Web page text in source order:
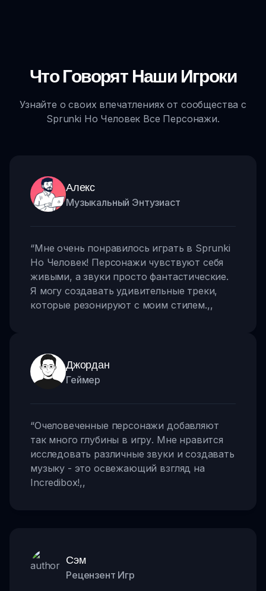
Что Говорят Наши Игроки
Узнайте о своих впечатлениях от сообщества с
Sprunki Но Человек Все Персонажи.
Алекс
Музыкальный Энтузиаст
“Мне очень понравилось играть в Sprunki
Но Человек! Персонажи чувствуют себя
живыми, а звуки просто фантастические.
Я могу создавать удивительные треки,
которые резонируют с моим стилем.,,
Джордан
Геймер
“Очеловеченные персонажи добавляют
так много глубины в игру. Мне нравится
исследовать различные звуки и создавать
музыку - это освежающий взгляд на
Incredibox!,,
Сэм
Рецензент Игр